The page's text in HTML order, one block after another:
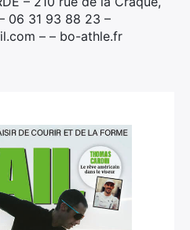
06 31 93 88 23 –
– – bo-athle.fr